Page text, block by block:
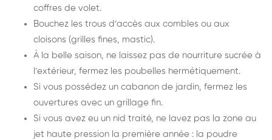
coffres de volet.
Bouchez les trous d’accès aux combles ou aux
cloisons (grilles fines, mastic).
À la belle saison, ne laissez pas de nourriture sucrée à
l’extérieur, fermez les poubelles hermétiquement.
Si vous possédez un cabanon de jardin, fermez les
ouvertures avec un grillage fin.
Si vous avez eu un nid traité, ne lavez pas la zone au
jet haute pression la première année : la poudre